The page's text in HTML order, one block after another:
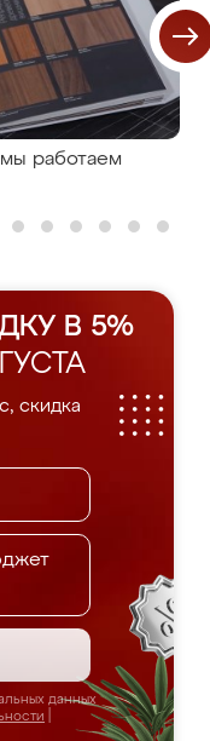
работаем
В 5%
скидка
данных